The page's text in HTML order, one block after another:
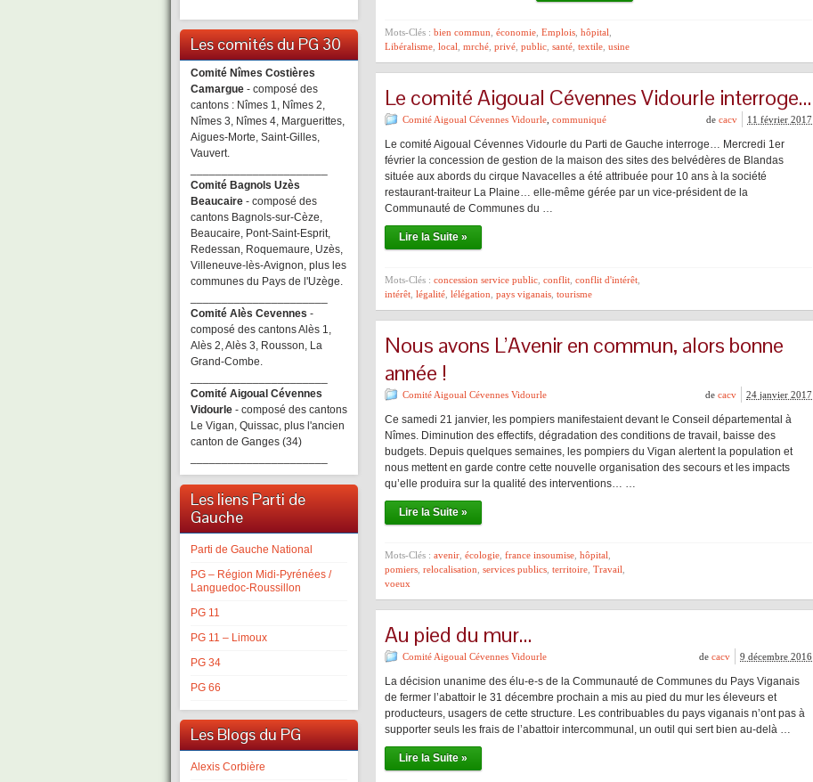
Les comités du PG 30
Comité Nîmes Costières
Camargue - composé des
cantons : Nîmes 1, Nîmes 2,
Nîmes 3, Nîmes 4, Marguerittes,
Aigues-Morte, Saint-Gilles,
Vauvert.
Comité Bagnols Uzès
Beaucaire - composé des
cantons Bagnols-sur-Cèze,
Beaucaire, Pont-Saint-Esprit,
Redessan, Roquemaure, Uzès,
Villeneuve-lès-Avignon, plus les
communes du Pays de l'Uzège.
Comité Alès Cevennes -
composé des cantons Alès 1,
Alès 2, Alès 3, Rousson, La
Grand-Combe.
Comité Aigoual Cévennes
Vidourle - composé des cantons
Le Vigan, Quissac, plus l'ancien
canton de Ganges (34)
Les liens Parti de
Gauche
Parti de Gauche National
PG – Région Midi-Pyrénées /
Languedoc-Roussillon
PG 11
PG 11 – Limoux
PG 34
PG 66
Les Blogs du PG
Alexis Corbière
Mots-Clés : bien commun économie Emplois hôpital
Libéralisme local mrché privé public santé textile usine
Le comité Aigoual Cévennes Vidourle interroge…
Comité Aigoual Cévennes Vidourle communiqué 11 février 2017
de cacv
Le comité Aigoual Cévennes Vidourle du Parti de Gauche interroge… Mercredi 1er
février la concession de gestion de la maison des sites des belvédères de Blandas
située aux abords du cirque Navacelles a été attribuée pour 10 ans à la société
restaurant-traiteur La Plaine… elle-même gérée par un vice-président de la
Communauté de Communes du …
Lire la Suite »
Mots-Clés : concession service public conflit conflit d'intérêt
intérêt légalité lélégation pays viganais tourisme
Nous avons L’Avenir en commun, alors bonne
année !
Comité Aigoual Cévennes Vidourle 24 janvier 2017
de cacv
Ce samedi 21 janvier, les pompiers manifestaient devant le Conseil départemental à
Nîmes. Diminution des effectifs, dégradation des conditions de travail, baisse des
budgets. Depuis quelques semaines, les pompiers du Vigan alertent la population et
nous mettent en garde contre cette nouvelle organisation des secours et les impacts
qu’elle produira sur la qualité des interventions… …
Lire la Suite »
Mots-Clés : avenir écologie france insoumise hôpital
pomiers relocalisation services publics territoire Travail
voeux
Au pied du mur…
Comité Aigoual Cévennes Vidourle 9 décembre 2016
de cacv
La décision unanime des élu-e-s de la Communauté de Communes du Pays Viganais
de fermer l’abattoir le 31 décembre prochain a mis au pied du mur les éleveurs et
producteurs, usagers de cette structure. Les contribuables du pays viganais n’ont pas à
supporter seuls les frais de l’abattoir intercommunal, un outil qui sert bien au-delà …
Lire la Suite »